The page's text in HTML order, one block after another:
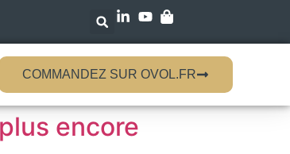
COMMANDEZ SUR OVOL.FR
encore